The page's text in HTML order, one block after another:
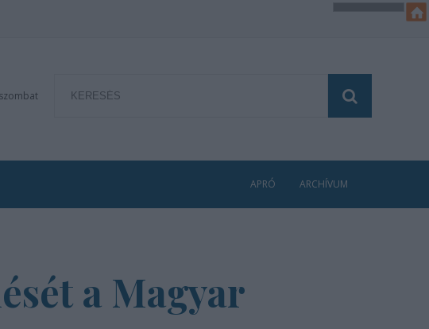
APRÓ ARCHÍVUM
a Magyar